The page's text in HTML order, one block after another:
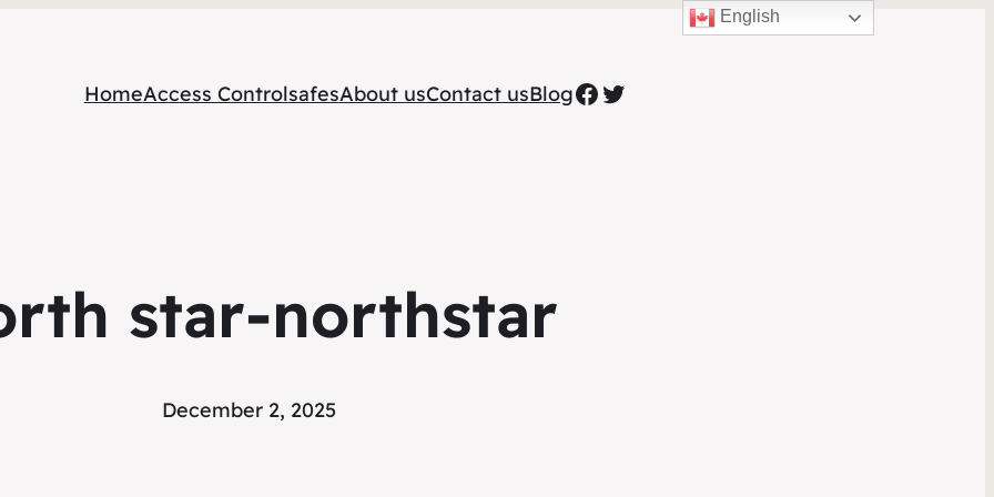
HomeAccess ControlsafesAbout usContact usBlogFacebook
Twitter
star-northstar
December 2, 2025
English